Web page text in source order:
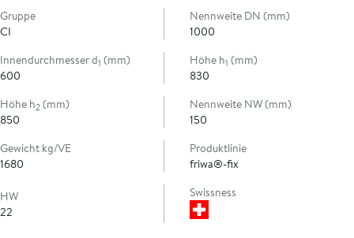
Gruppe
CI
Nennweite DN (mm)
1000
Innendurchmesser d1 (mm)
600
Höhe h1 (mm)
830
Höhe h2(mm)
850
Nennweite NW (mm)
150
Gewicht kg/VE
1680
Produktlinie
friwa®-fix
HW
22
Swissness